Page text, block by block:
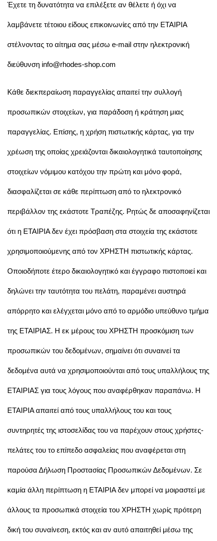
Έχετε τη δυνατότητα να επιλέξετε αν θέλετε ή όχι να
λαμβάνετε τέτοιου είδους επικοινωνίες από την ΕΤΑΙΡΙΑ
στέλνοντας το αίτημα σας μέσω e-mail στην ηλεκτρονική
διεύθυνση info@rhodes-shop.com
Κάθε διεκπεραίωση παραγγελίας απαιτεί την συλλογή
προσωπικών στοιχείων, για παράδοση ή κράτηση μιας
παραγγελίας. Επίσης, η χρήση πιστωτικής κάρτας, για την
χρέωση της οποίας χρειάζονται δικαιολογητικά ταυτοποίησης
στοιχείων νόμιμου κατόχου την πρώτη και μόνο φορά,
διασφαλίζεται σε κάθε περίπτωση από το ηλεκτρονικό
περιβάλλον της εκάστοτε Τραπέζης. Ρητώς δε αποσαφηνίζεται
ότι η ΕΤΑΙΡΙΑ δεν έχει πρόσβαση στα στοιχεία της εκάστοτε
χρησιμοποιούμενης από τον ΧΡΗΣΤΗ πιστωτικής κάρτας.
Οποιοδήποτε έτερο δικαιολογητικό και έγγραφο πιστοποιεί και
δηλώνει την ταυτότητα του πελάτη, παραμένει αυστηρά
απόρρητο και ελέγχεται μόνο από το αρμόδιο υπεύθυνο τμήμα
της ΕΤΑΙΡΙΑΣ. Η εκ μέρους του ΧΡΗΣΤΗ προσκόμιση των
προσωπικών του δεδομένων, σημαίνει ότι συναινεί τα
δεδομένα αυτά να χρησιμοποιούνται από τους υπαλλήλους της
ΕΤΑΙΡΙΑΣ για τους λόγους που αναφέρθηκαν παραπάνω. Η
ΕΤΑΙΡΙΑ απαιτεί από τους υπαλλήλους του και τους
συντηρητές της ιστοσελίδας του να παρέχουν στους χρήστες-
πελάτες του το επίπεδο ασφαλείας που αναφέρεται στη
παρούσα Δήλωση Προστασίας Προσωπικών Δεδομένων. Σε
καμία άλλη περίπτωση η ΕΤΑΙΡΙΑ δεν μπορεί να μοιραστεί με
άλλους τα προσωπικά στοιχεία του ΧΡΗΣΤΗ χωρίς πρότερη
δική του συναίνεση, εκτός και αν αυτό απαιτηθεί μέσω της